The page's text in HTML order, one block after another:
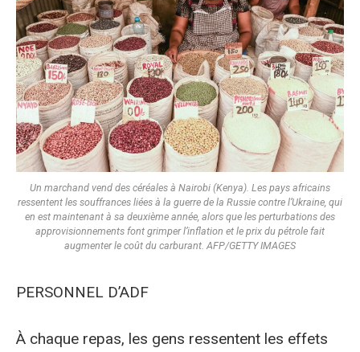
Un marchand vend des céréales à Nairobi (Kenya). Les pays africains
ressentent les souffrances liées à la guerre de la Russie contre l’Ukraine, qui
en est maintenant à sa deuxième année, alors que les perturbations des
approvisionnements font grimper l’inflation et le prix du pétrole fait
augmenter le coût du carburant. AFP/GETTY IMAGES
PERSONNEL D’ADF
À chaque repas, les gens ressentent les effets